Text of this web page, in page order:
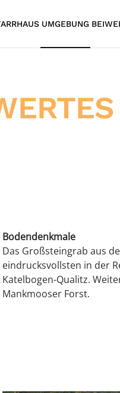
UMGEBUNG
Bodendenkmale
Das Großsteingrab aus
eindrucksvollsten in der
Katelbogen-Qualitz.
Mankmooser Forst.